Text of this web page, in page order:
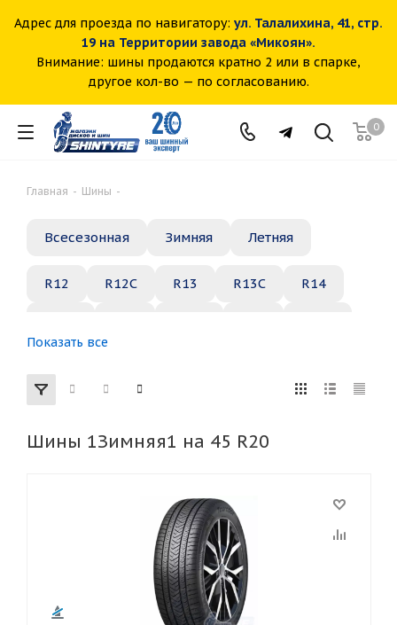
Адрес для проезда по навигатору: ул. Талалихина, 41, стр.
19 на Территории завода «Микоян».
Внимание: шины продаются кратно 2 или в спарке,
другое кол-во — по согласованию.
0
Главная - Шины -
Всесезонная Зимняя Летняя
R12 R12C R13 R13C R14
R22
155 165 185 195
285 295
40 45
Показать все
Шины 1Зимняя1 на 45 R20